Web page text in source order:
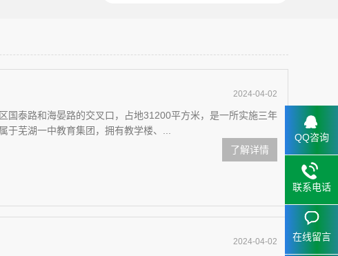
2024-04-02
国泰路和海晏路的交叉口，占地31200平方米，是一所实施三年
于芜湖一中教育集团，拥有教学楼、...
了解详情
2024-04-02
QQ咨询
联系电话
在线留言